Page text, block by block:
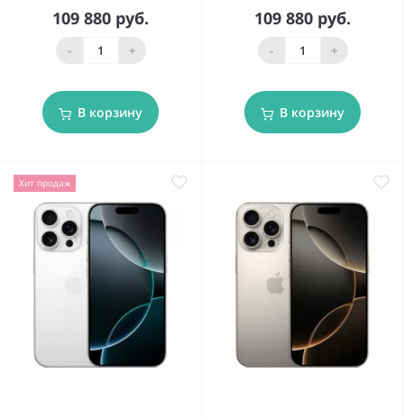
109 880 руб.
- +
В корзину
109 880 руб.
- +
В корзину
Хит продаж